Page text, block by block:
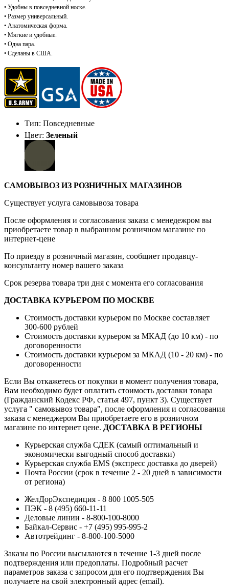
• Удобны в повседневной носке.
• Размер универсальный.
• Анатомическая форма.
• Мягкие и удобные.
• Одна пара.
• Сделаны в США.
Тип: Повседневные
Цвет: Зеленый
САМОВЫВОЗ ИЗ РОЗНИЧНЫХ МАГАЗИНОВ
Существует услуга самовывоза товара
После оформления и согласования заказа с менедежром вы
приобретаете товар в выбранном розничном магазине по
интернет-цене
По приезду в розничный магазин, сообщиет продавцу-
консультанту номер вашего заказа
Срок резерва товара три дня с момента его согласования
ДОСТАВКА КУРЬЕРОМ ПО МОСКВЕ
Стоимость доставки курьером по Москве составляет
300-600 рублей
Стоимость доставки курьером за МКАД (до 10 км) - по
договоренности
Стоимость доставки курьером за МКАД (10 - 20 км) - по
договоренности
Если Вы откажетесь от покупки в момент получения товара,
Вам необходимо будет оплатить стоимость доставки товара
(Гражданский Кодекс РФ, статья 497, пункт 3). Существует
услуга " самовывоз товара", после оформления и согласования
заказа с менеджером Вы приобретаете его в розничном
магазине по интернет цене. ДОСТАВКА В РЕГИОНЫ
Курьерская служба СДЕК (самый оптимальный и
экономически выгодный способ доставки)
Курьерская служба EMS (экспресс доставка до дверей)
Почта России (срок в течение 2 - 20 дней в зависимости
от региона)
ЖелДорЭкспедиция - 8 800 1005-505
ПЭК - 8 (495) 660-11-11
Деловые линии - 8-800-100-8000
Байкал-Сервис - +7 (495) 995-995-2
Автотрейдинг - 8-800-100-5000
Заказы по России высылаются в течение 1-3 дней после
подтверждения или предоплаты. Подробный расчет
параметров заказа с запросом для его подтверждения Вы
получаете на свой электронный адрес (email).